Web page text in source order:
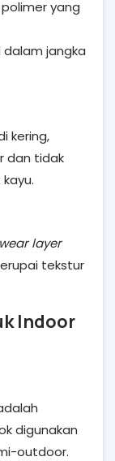
yang
jangka
kering,
dan tidak
wear layer
tekstur
Indoor
digunakan
outdoor.